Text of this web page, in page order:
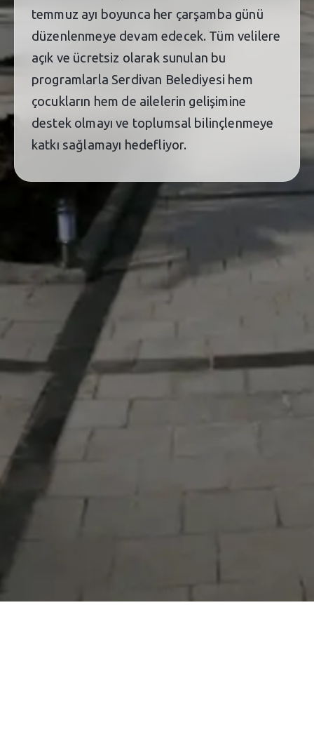
temmuz ayı boyunca her çarşamba günü
düzenlenmeye devam edecek. Tüm velilere
açık ve ücretsiz olarak sunulan bu
programlarla Serdivan Belediyesi hem
çocukların hem de ailelerin gelişimine
destek olmayı ve toplumsal bilinçlenmeye
katkı sağlamayı hedefliyor.